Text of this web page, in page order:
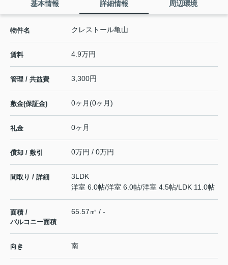
基本情報 詳細情報 周辺環境
物件名 クレストール亀山
賃料 4.9万円
管理 / 共益費 3,300円
敷金(保証金) 0ヶ月(0ヶ月)
礼金 0ヶ月
償却 / 敷引 0万円 / 0万円
間取り / 詳細
3LDK
洋室 6.0帖/洋室 6.0帖/洋室 4.5帖/LDK 11.0帖
面積 /
バルコニー面積
65.57㎡ / -
向き 南